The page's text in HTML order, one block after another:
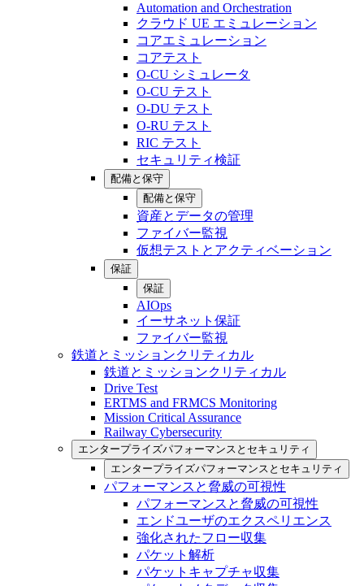
Automation and Orchestration
クラウド UE エミュレーション
コアエミュレーション
コアテスト
O-CU シミュレータ
O-CU テスト
O-DU テスト
O-RU テスト
RIC テスト
セキュリティ検証
配備と保守
配備と保守
資産とデータの管理
ファイバー監視
仮想テストとアクティベーション
保証
保証
AIOps
イーサネット保証
ファイバー監視
鉄道とミッションクリティカル
鉄道とミッションクリティカル
Drive Test
ERTMS and FRMCS Monitoring
Mission Critical Assurance
Railway Cybersecurity
エンタープライズパフォーマンスとセキュリティ
エンタープライズパフォーマンスとセキュリティ
パフォーマンスと脅威の可視性
パフォーマンスと脅威の可視性
エンドユーザのエクスペリエンス
強化されたフロー収集
パケット解析
パケットキャプチャ収集